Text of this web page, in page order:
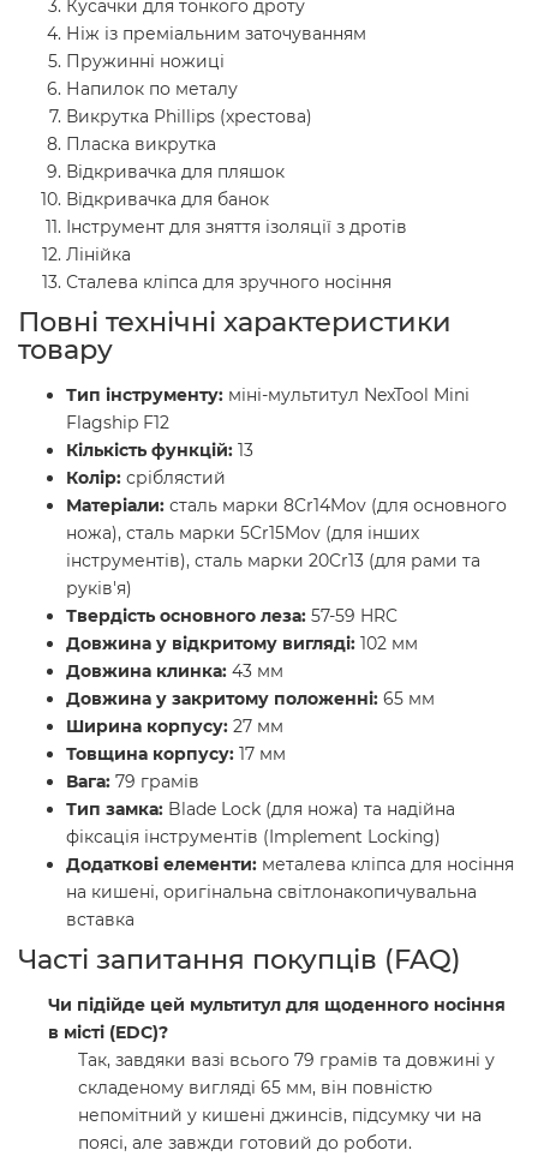
Кусачки для тонкого дроту
Ніж із преміальним заточуванням
Пружинні ножиці
Напилок по металу
Викрутка Phillips (хрестова)
Пласка викрутка
Відкривачка для пляшок
Відкривачка для банок
Інструмент для зняття ізоляції з дротів
Лінійка
Сталева кліпса для зручного носіння
Повні технічні характеристики
товару
Тип інструменту: міні-мультитул NexTool Mini
Flagship F12
Кількість функцій: 13
Колір: сріблястий
Матеріали: сталь марки 8Cr14Mov (для основного
ножа), сталь марки 5Cr15Mov (для інших
інструментів), сталь марки 20Cr13 (для рами та
руків'я)
Твердість основного леза: 57-59 HRC
Довжина у відкритому вигляді: 102 мм
Довжина клинка: 43 мм
Довжина у закритому положенні: 65 мм
Ширина корпусу: 27 мм
Товщина корпусу: 17 мм
Вага: 79 грамів
Тип замка: Blade Lock (для ножа) та надійна
фіксація інструментів (Implement Locking)
Додаткові елементи: металева кліпса для носіння
на кишені, оригінальна світлонакопичувальна
вставка
Часті запитання покупців (FAQ)
Чи підійде цей мультитул для щоденного носіння
в місті (EDC)?
Так, завдяки вазі всього 79 грамів та довжині у
складеному вигляді 65 мм, він повністю
непомітний у кишені джинсів, підсумку чи на
поясі, але завжди готовий до роботи.